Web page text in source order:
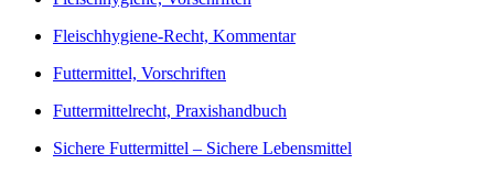
Fleischhygiene-Recht, Kommentar
Futtermittel, Vorschriften
Futtermittelrecht, Praxishandbuch
Sichere Futtermittel – Sichere Lebensmittel